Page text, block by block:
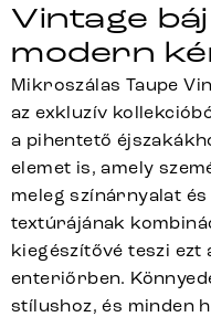
Vintage
modern
Mikroszálas Taupe
az exkluzív
a pihentető
elemet is, amely
meleg színárnyalat
textúrájának
kiegészítővé teszi ezt
enteriőrben.
stílushoz, és minden